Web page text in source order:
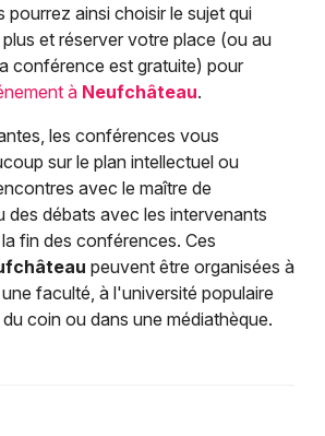
pourrez ainsi choisir le sujet qui
et réserver votre place (ou au
conférence est gratuite) pour
à Neufchâteau.
les conférences vous
sur le plan intellectuel ou
avec le maître de
débats avec les intervenants
fin des conférences. Ces
peuvent être organisées à
faculté, à l'université populaire
coin ou dans une médiathèque.